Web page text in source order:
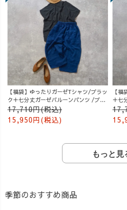
【福袋】ゆったりガーゼTシャツ/ブラッ
ク＋七分丈ガーゼバルーンパンツ /ブル
ー
17,710円(税込)
15,950円(税込)
【
＋七
ジ
もっと見
季節のおすすめ商品